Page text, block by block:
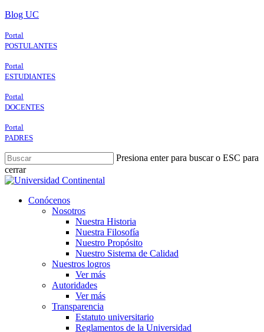
Skip
main
content
Blog UC
Portal
POSTULANTES
Portal
ESTUDIANTES
Portal
DOCENTES
Portal
PADRES
Presiona enter para buscar o ESC para
cerrar
Close
search
Menu
Conócenos
Nosotros
Nuestra Historia
Nuestra Filosofía
Nuestro Propósito
Nuestro Sistema de Calidad
Nuestros logros
Ver más
Autoridades
Ver más
Transparencia
Estatuto universitario
Reglamentos de la Universidad